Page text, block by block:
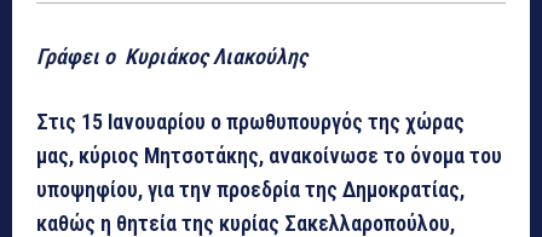
Γράφει ο Κυριάκος Λιακούλης
Στις 15 Ιανουαρίου ο πρωθυπουργός της χώρας
μας, κύριος Μητσοτάκης, ανακοίνωσε το όνομα του
υποψηφίου, για την προεδρία της Δημοκρατίας,
καθώς η θητεία της κυρίας Σακελλαροπούλου,